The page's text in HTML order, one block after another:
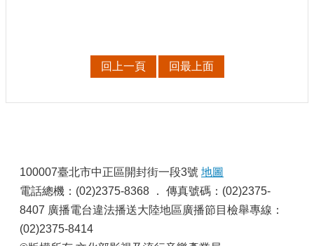
回上一頁 回最上面
100007臺北市中正區開封街一段3號 地圖
電話總機：(02)2375-8368 ． 傳真號碼：(02)2375-
8407 廣播電台違法播送大陸地區廣播節目檢舉專線：
(02)2375-8414